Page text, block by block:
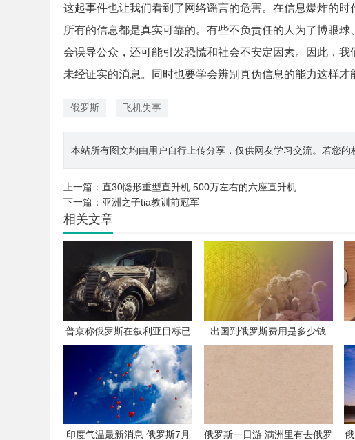
这起事件也让我们看到了网络谣言的危害。在信息爆炸的
所有的信息都是真实可靠的。有些不负责任的人为了博眼
会误导公众，还可能引发恐慌和社会不安定因素。因此，
未经证实的消息。同时也要学会辨别真伪信息的能力这样才
俄罗斯 飞机失事
本站所有图文均由用户自行上传分享，仅供网友学习交流。若您
上一篇： 直30隐形重型直升机 500万左右的六座直升机
下一篇： 亚洲之子tia教训前冠军
相关文章
普京称俄罗斯在叙利亚目标已
实现
出国到俄罗斯费用是多少钱
印度气温最新消息 俄罗斯7月 俄罗斯一日游 满洲里有去俄罗